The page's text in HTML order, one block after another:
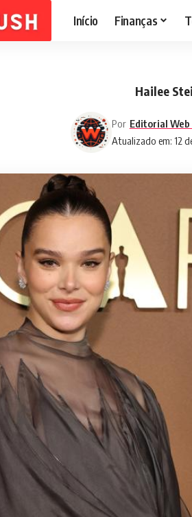
Início Finanças
Hailee
Atualizado em: 12
Por Editorial Web